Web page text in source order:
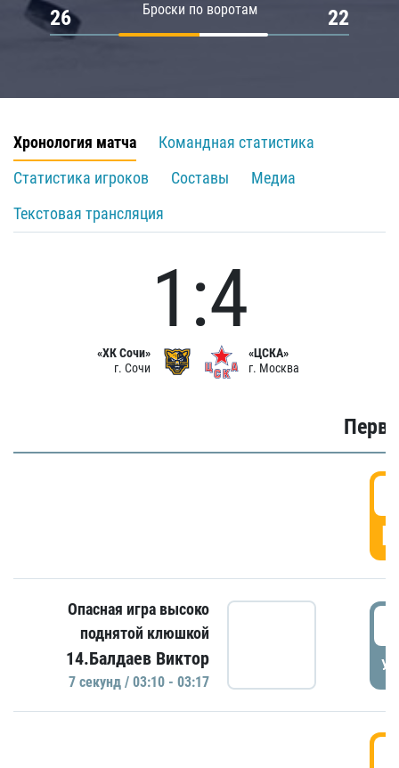
Броски по воротам
26 22
Хронология матча
Командная статистика
Статистика игроков
Составы
Медиа
Текстовая трансляция
«ХК Сочи»
г. Сочи
1:4
«ЦСКА»
г. Москва
Опасная игра высоко
поднятой клюшкой
14.Балдаев Виктор
7 секунд / 03:10 - 03:17